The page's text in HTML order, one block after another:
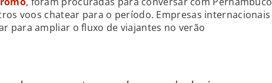
voos chatear para o período. Empresas internacionais
para ampliar o fluxo de viajantes no verão